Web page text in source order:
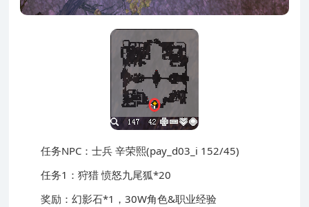
任务NPC：士兵 辛荣熙(pay_d03_i 152/45)
任务1：狩猎 愤怒九尾狐*20
奖励：幻影石*1，30W角色&职业经验